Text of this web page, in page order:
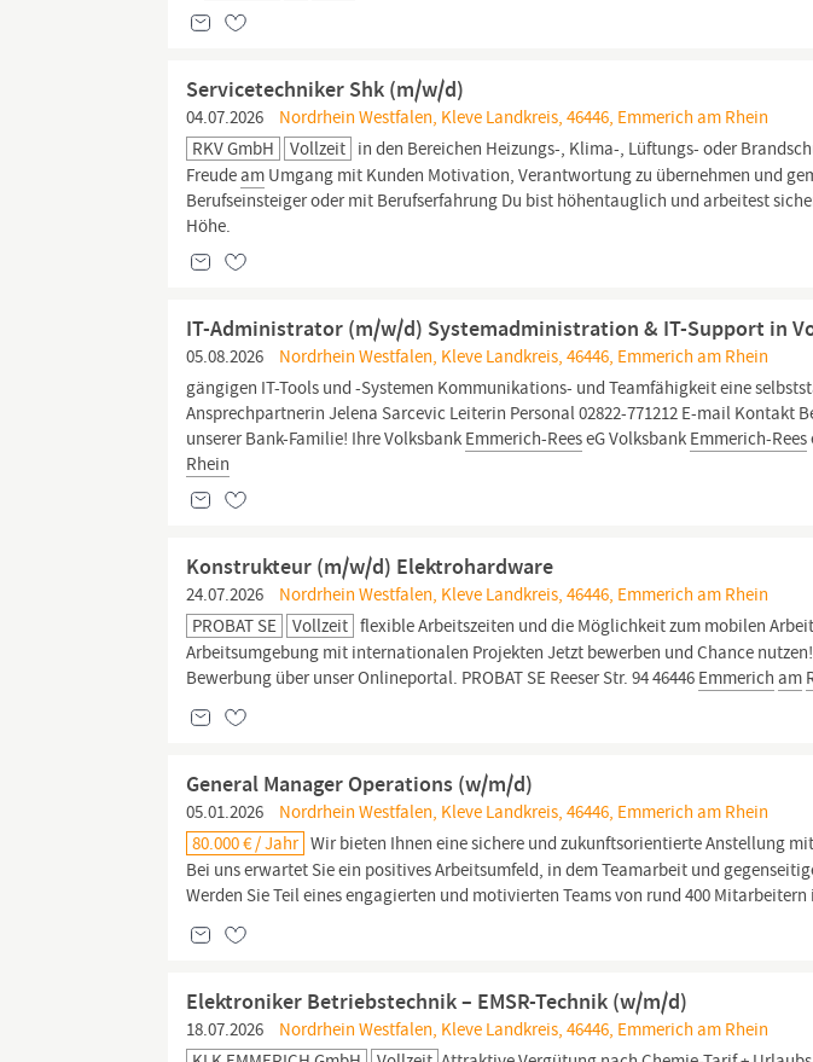
Servicetechniker Shk (m/w/d)
04.07.2026
Nordrhein Westfalen, Kleve Landkreis, 46446, Emmerich am Rhein
RKV GmbH
Vollzeit in den Bereichen Heizungs-, Klima-, Lüftungs- oder
Freudeam Umgang mit Kunden Motivation, Verantwortung zu übernehmen und
Berufseinsteiger oder mit Berufserfahrung Du bist höhentauglich und arbeitest
Höhe.
IT-Administrator (m/w/d) Systemadministration & IT-Support in
05.08.2026
Nordrhein Westfalen, Kleve Landkreis, 46446, Emmerich am Rhein
gängigen IT-Tools und -Systemen Kommunikations- und Teamfähigkeit eine
Ansprechpartnerin Jelena Sarcevic Leiterin Personal 02822-771212 E-mail Kontakt
unserer Bank-Familie! Ihre Volksbank Emmerich-ReeseG Volksbank Emmerich-Rees
Rhein
Konstrukteur (m/w/d) Elektrohardware
24.07.2026
Nordrhein Westfalen, Kleve Landkreis, 46446, Emmerich am Rhein
PROBAT SE
Vollzeit flexible Arbeitszeiten und die Möglichkeit zum mobilen
Arbeitsumgebung mit internationalen Projekten Jetzt bewerben und Chance
Bewerbung über unser Onlineportal. PROBAT SE Reeser Str. 94 46446 Emmerich am
General Manager Operations (w/m/d)
05.01.2026
Nordrhein Westfalen, Kleve Landkreis, 46446, Emmerich am Rhein
80.000 € / Jahr Wir bieten Ihnen eine sichere und zukunftsorientierte Anstellung
Bei uns erwartet Sie ein positives Arbeitsumfeld, in dem Teamarbeit und
Werden Sie Teil eines engagierten und motivierten Teams von rund 400 Mitarbeitern
Elektroniker Betriebstechnik – EMSR-Technik (w/m/d)
18.07.2026
Nordrhein Westfalen, Kleve Landkreis, 46446, Emmerich am Rhein